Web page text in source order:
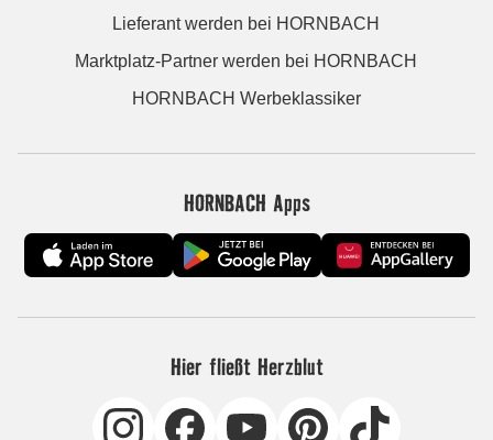
Lieferant werden bei HORNBACH
Marktplatz-Partner werden bei HORNBACH
HORNBACH Werbeklassiker
HORNBACH Apps
Hier fließt Herzblut